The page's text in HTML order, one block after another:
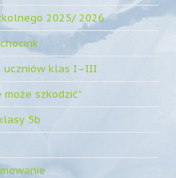
2025/ 2026
uczniów klas I–III
szkodzić”
5b